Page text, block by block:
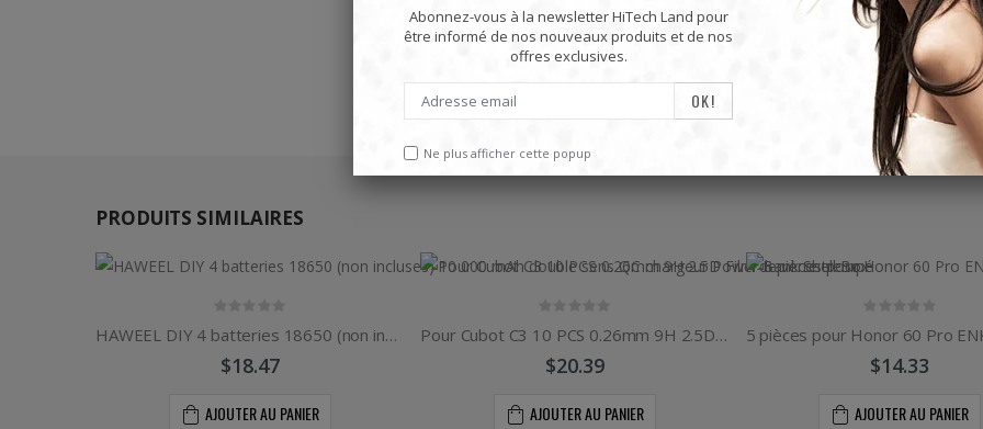
Abonnez-vous à la newsletter HiTech Land pour
être informé de nos nouveaux produits et de nos
offres exclusives.
Ne plus afficher cette popup
$19.92 $19.92
PRODUITS SIMILAIRES
HAWEEL DIY 4 batteries 18650 (non incluses) 10 000 mAh double sens QC chargeur Power Bank Shell Box
$18.47
AJOUTER AU PANIER
Pour Cubot C3 10 PCS 0.26mm 9H 2.5D Film de verre trempé
$20.39
AJOUTER AU PANIER
$14.33
AJOUTER AU PANIER